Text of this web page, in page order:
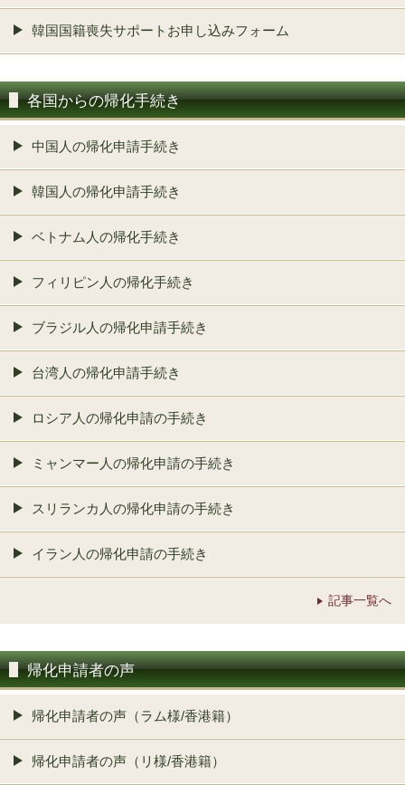
韓国国籍喪失サポートお申し込みフォーム
各国からの帰化手続き
中国人の帰化申請手続き
韓国人の帰化申請手続き
ベトナム人の帰化手続き
フィリピン人の帰化手続き
ブラジル人の帰化申請手続き
台湾人の帰化申請手続き
ロシア人の帰化申請の手続き
ミャンマー人の帰化申請の手続き
スリランカ人の帰化申請の手続き
イラン人の帰化申請の手続き
記事一覧へ
帰化申請者の声
帰化申請者の声（ラム様/香港籍）
帰化申請者の声（リ様/香港籍）